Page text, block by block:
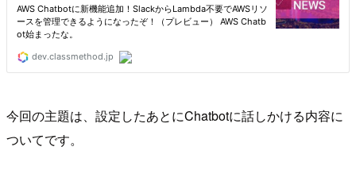
今回の主題は、設定したあとにChatbotに話しかける内容に
ついてです。